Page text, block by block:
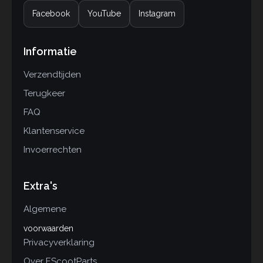
Facebook YouTube Instagram
Informatie
Verzendtijden
Terugkeer
FAQ
Klantenservice
Invoerrechten
Extra's
Algemene
voorwaarden
Privacyverklaring